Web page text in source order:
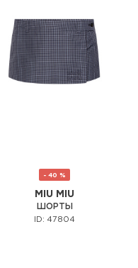
- 40 %
MIU MIU
ШОРТЫ
ID: 47804